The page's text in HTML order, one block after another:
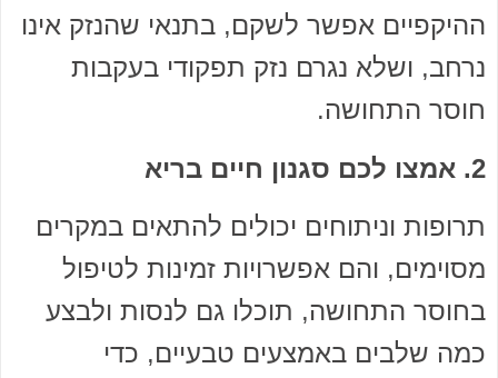
ההיקפיים אפשר לשקם, בתנאי שהנזק אינו
נרחב, ושלא נגרם נזק תפקודי בעקבות
חוסר התחושה.
2. אמצו לכם סגנון חיים בריא
תרופות וניתוחים יכולים להתאים במקרים
מסוימים, והם אפשרויות זמינות לטיפול
בחוסר התחושה, תוכלו גם לנסות ולבצע
כמה שלבים באמצעים טבעיים, כדי